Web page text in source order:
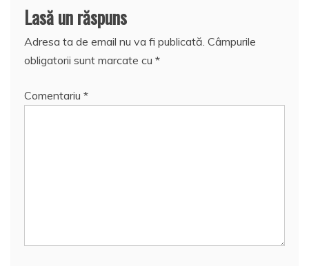
Lasă un răspuns
Adresa ta de email nu va fi publicată. Câmpurile
obligatorii sunt marcate cu *
Comentariu *